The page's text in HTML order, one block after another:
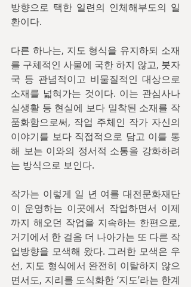
방향으로 택한 일련의 인체해부도의 일
환이다.
다른 하나는, 지도 형식을 유지하되 소재
를 구체적인 사물에 국한 하지 않고, 붓자
국 등 관념적이고 비물질적인 대상으로
소재를 넓혀가는 것이다. 이는 관심사나
실생활 등 현실에 보다 밀착된 소재를 작
품화함으로써, 작업 주체인 작가 자신의
이야기를 보다 직접적으로 담고 이를 통
해 보는 이와의 정서적 소통을 강화하려
는 방식으로 보인다.
작가는 이렇게 일 년 여를 대전문화재단
이 운영하는 이곳에서 작업하면서 이제
까지 해오던 작업을 지속하는 한편으로,
거기에서 한 걸음 더 나아가는 또 다른 작
업방향을 모색해 왔다. 그러한 모색은 우
선, 지도 형식에서 완전히 이탈하지 않으
면서도, 지리를 도식화한 ‘지도’라는 한계